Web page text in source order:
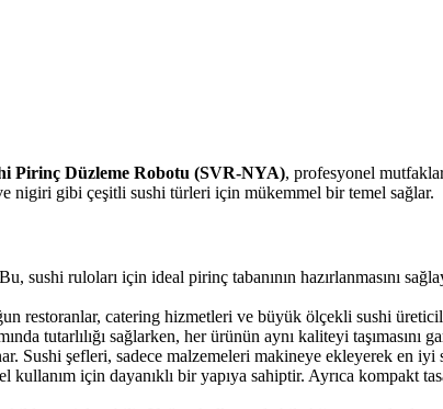
Pirinç Düzleme Robotu (SVR-NYA), profesyonel
nigiri gibi çeşitli sushi türleri için mükemmel bir temel sağlar.
ruloları için ideal pirinç tabanının hazırlanmasını
restoranlar, catering hizmetleri ve büyük ölçekli sushi
tutarlılığı sağlarken, her ürünün aynı kaliteyi taşımasını
Sushi şefleri, sadece malzemeleri makineye ekleyerek en iyi
için dayanıklı bir yapıya sahiptir. Ayrıca kompakt